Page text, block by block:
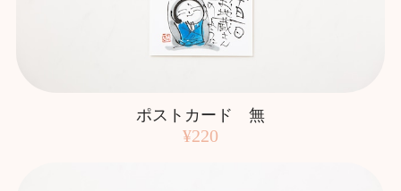
ポストカード 無
¥220